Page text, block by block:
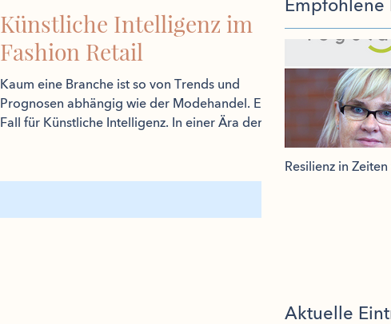
Künstliche Intelligenz im
Fashion Retail
Kaum eine Branche ist so von Trends und
Prognosen abhängig wie der Modehandel. Ein
Fall für Künstliche Intelligenz. In einer Ära der
Empfohlene
Resilienz in
Aktuelle